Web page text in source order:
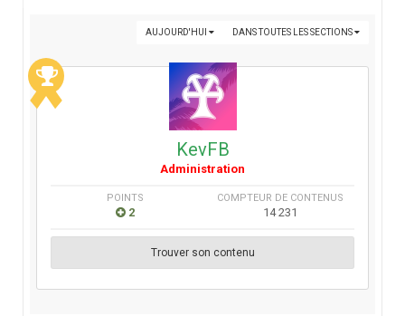
DANS TOUTES LES SECTIONS
AUJOURD'HUI
KevFB
Administration
POINTS
2
COMPTEUR DE CONTENUS
14 231
Trouver son contenu